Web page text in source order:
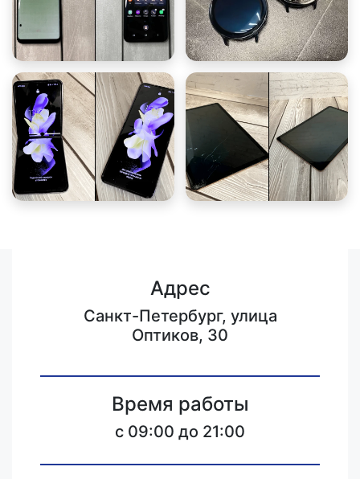
Адрес
Санкт-Петербург, улица
Оптиков, 30
Время работы
c 09:00 до 21:00